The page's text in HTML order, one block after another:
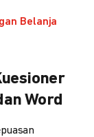
Belanja
Word